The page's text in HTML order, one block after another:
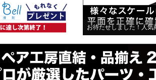
お待たせしました！人気